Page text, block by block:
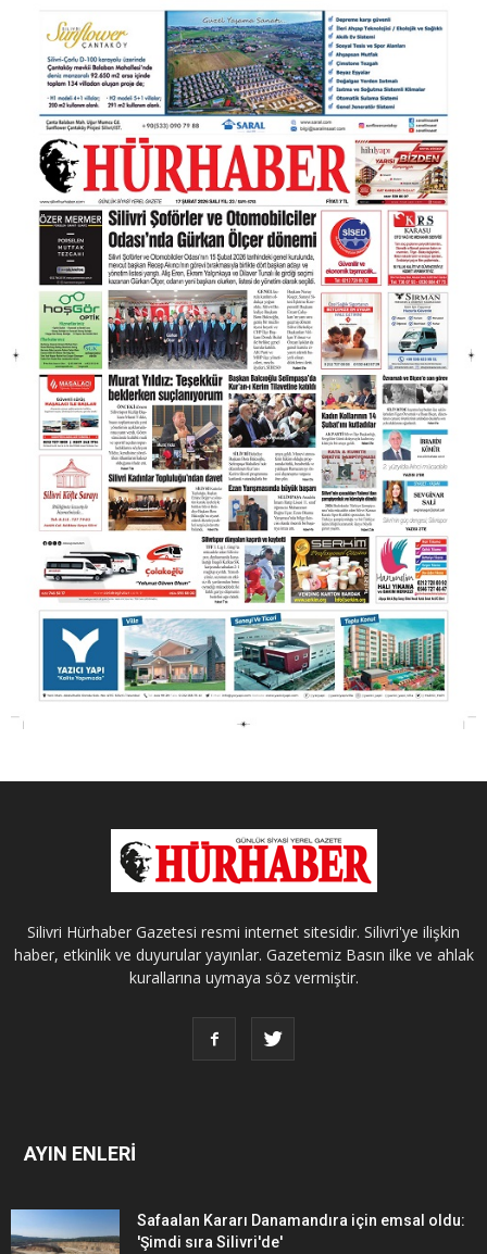
Silivri Hürhaber Gazetesi resmi internet sitesidir. Silivri'ye ilişkin
haber, etkinlik ve duyurular yayınlar. Gazetemiz Basın ilke ve ahlak
kurallarına uymaya söz vermiştir.
AYIN ENLERİ
Safaalan Kararı Danamandıra için emsal oldu:
'Şimdi sıra Silivri'de'